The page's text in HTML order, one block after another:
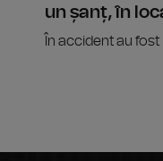
un șanț, în
În accident au